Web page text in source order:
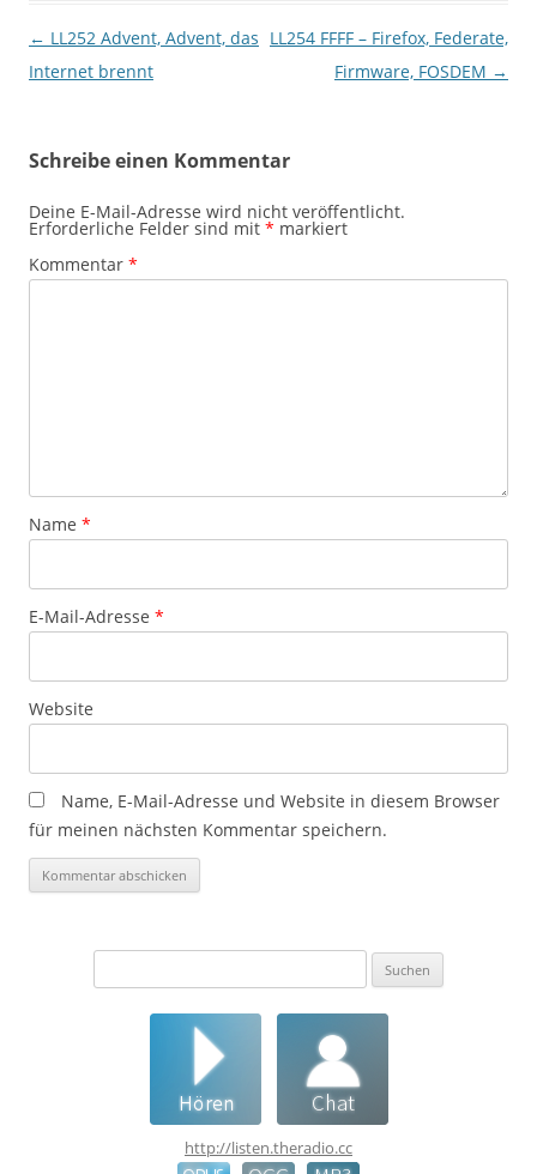
Beitragsnavigation
← LL252 Advent, Advent, das
Internet brennt
LL254 FFFF – Firefox, Federate,
Firmware, FOSDEM →
Schreibe einen Kommentar
Deine E-Mail-Adresse wird nicht veröffentlicht.
Erforderliche Felder sind mit * markiert
Kommentar *
Name *
E-Mail-Adresse *
Website
Name, E-Mail-Adresse und Website in diesem Browser
für meinen nächsten Kommentar speichern.
http://listen.theradio.cc